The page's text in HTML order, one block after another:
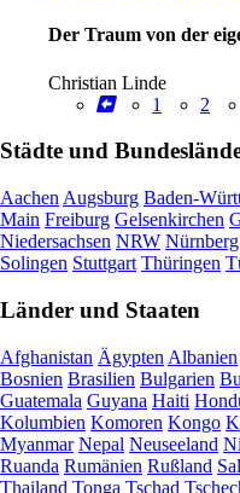
Der Traum von der
Christian Linde
1
2
Städte und
Aachen Augsburg Baden-
Main Freiburg Gelsenkirchen
Niedersachsen NRW Nürnberg
Solingen Stuttgart Thüringen
Länder und Staaten
Afghanistan Ägypten Albanien
Bosnien Brasilien Bulgarien
Guatemala Guyana Haiti
Kolumbien Komoren Kongo
Myanmar Nepal Neuseeland
Ruanda Rumänien Rußland
Thailand Tonga Tschad